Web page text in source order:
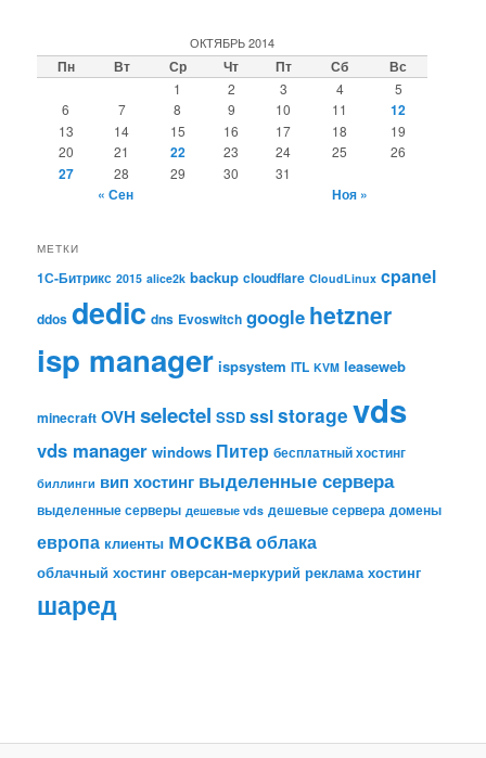
ОКТЯБРЬ 2014
Пн Вт Ср Чт Пт Сб Вс
1 2 3 4
5
6
7 8 9 10 11 12
13 14 15 16 17 18
19
20
21 22 23 24 25 26
27 28 29 30 31
« Сен Ноя »
МЕТКИ
1С-Битрикс 2015 alice2k backup cloudflare CloudLinux cpanel
ddos dedic dns Evoswitch google hetzner
isp manager ispsystem ITL KVM leaseweb
minecraft OVH selectel SSD sslstorage vds
vds manager windows Питер бесплатный хостинг
биллинги вип хостинг выделенные сервера
выделенные серверы дешевые vds дешевые сервера домены
европа клиенты москваоблака
облачный хостинг оверсан-меркурий реклама хостинг
шаред